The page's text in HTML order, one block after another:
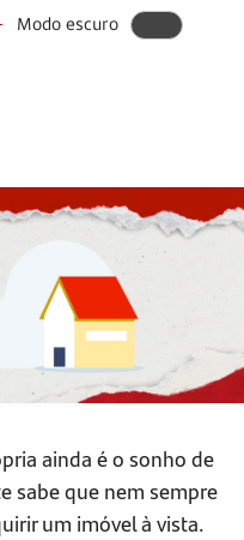
Modo escuro
ainda é o sonho de
sabe que nem sempre
um imóvel à vista.